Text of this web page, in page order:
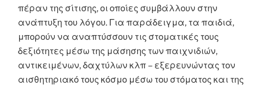
πέραν της σίτισης, οι οποίες συμβάλλουν στην
ανάπτυξη του λόγου. Για παράδειγμα, τα παιδιά,
μπορούν να αναπτύσσουν τις στοματικές τους
δεξιότητες μέσω της μάσησης των παιχνιδιών,
αντικειμένων, δαχτύλων κλπ – εξερευνώντας τον
αισθητηριακό τους κόσμο μέσω του στόματος και της